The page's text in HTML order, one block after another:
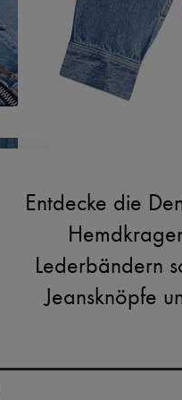
Entdecke die
Lederbändern
Jeansknöpfe